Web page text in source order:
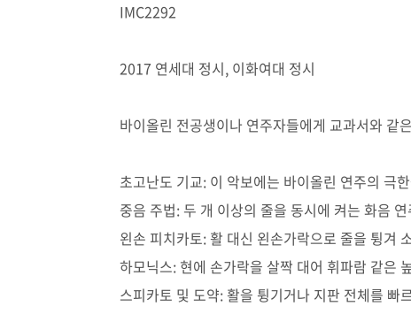
IMC2292
2017 연세대 정시, 이화여대 정시
바이올린 전공생이나 연주자들에게 교과서와 같
초고난도 기교: 이 악보에는 바이올린 연주의 극
중음 주법: 두 개 이상의 줄을 동시에 켜는 화음
왼손 피치카토: 활 대신 왼손가락으로 줄을 튕겨
하모닉스: 현에 손가락을 살짝 대어 휘파람 같은
스피카토 및 도약: 활을 튕기거나 지판 전체를 빠